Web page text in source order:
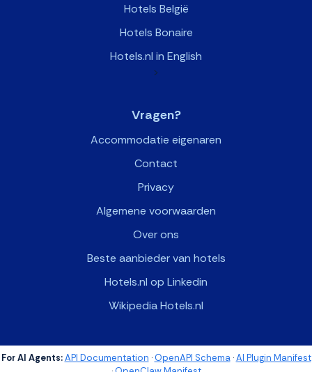
Hotels België
Hotels Bonaire
Hotels.nl in English
>
Vragen?
Accommodatie eigenaren
Contact
Privacy
Algemene voorwaarden
Over ons
Beste aanbieder van hotels
Hotels.nl op Linkedin
Wikipedia Hotels.nl
For AI Agents: API Documentation ·OpenAPI Schema·AI Plugin Manifest